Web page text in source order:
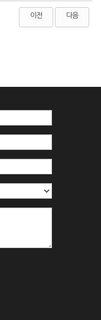
이전 다음